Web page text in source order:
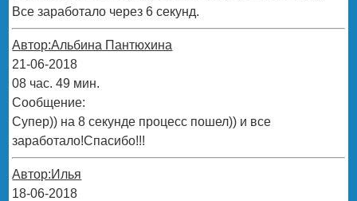
Все заработало через 6 секунд.
Автор:Альбина Пантюхина
21-06-2018
08 час. 49 мин.
Сообщение:
Супер)) на 8 секунде процесс пошел)) и все
заработало!Спасибо!!!
Автор:Илья
18-06-2018